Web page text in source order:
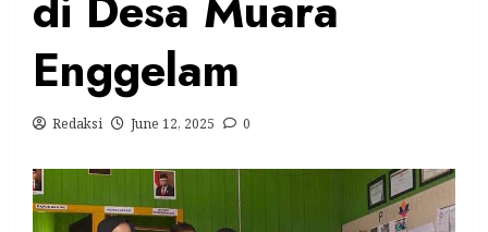
Enggelam
Redaksi June 12, 2025 0